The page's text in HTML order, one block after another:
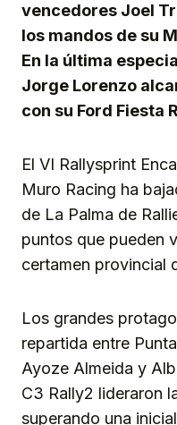
vencedores Joel
los mandos de su
En la última
Jorge Lorenzo
con su Ford Fiesta
El VI Rallysprint
Muro Racing ha
de La Palma de
puntos que pueden
certamen provincial
Los grandes
repartida entre
Ayoze Almeida y
C3 Rally2 lideraron
superando una